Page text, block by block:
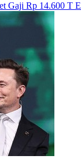
Gaji Rp 14.600 T